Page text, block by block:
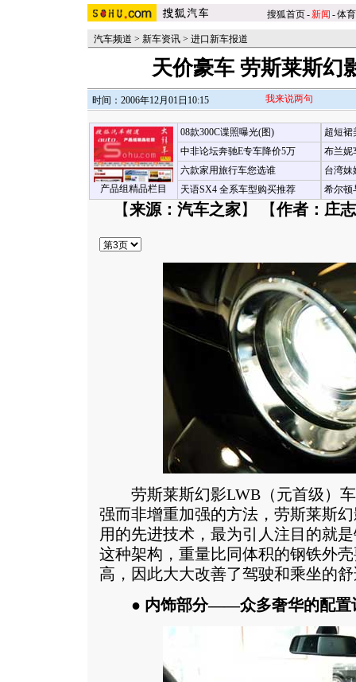
搜狐首页-新闻 -体育
汽车频道 > 新车资讯 > 进口新车报道
天价豪车 劳斯莱斯幻
时间：2006年12月01日10:15 我来说两句
产品组精品栏目
08款300C谍照曝光(图)
中非论坛奔驰E专车降价5万
六款家用旅行车您选谁
天语SX4 全系车型购买推荐
超短裙
布兰妮
台湾妹
希尔顿
【来源：汽车之家】 【作者：庄
劳斯莱斯幻影LWB（元首级）车
强而非增重加强的方法，劳斯莱斯
用的先进技术，最为引人注目的就
这种架构，重量比同体积的钢铁外
高，因此大大改善了驾驶和乘坐的
● 内饰部分——众多奢华的配置